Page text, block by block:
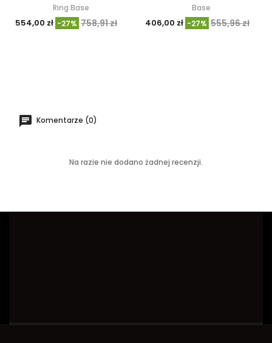
Ring Base
554,00 zł -27% 758,91 zł
Base
406,00 zł -27% 555,96 zł
Komentarze (0)
Na razie nie dodano żadnej recenzji.